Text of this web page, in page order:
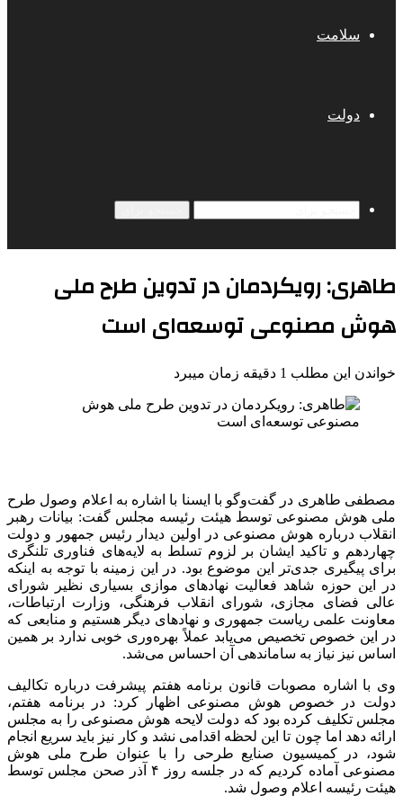
سلامت
دولت
طاهری: رویکردمان در تدوین طرح ملی
هوش مصنوعی توسعه‌ای است
خواندن این مطلب 1 دقیقه زمان میبرد
مصطفی طاهری در گفت‌وگو با ایسنا با اشاره به اعلام وصول طرح
ملی هوش مصنوعی توسط هیئت رئیسه مجلس گفت: بیانات رهبر
انقلاب درباره هوش مصنوعی در اولین دیدار رئیس جمهور و دولت
چهاردهم و تاکید ایشان بر لزوم تسلط به لایه‌های فناوری تلنگری
برای پیگیری جدی‌تر این موضوع بود. در این زمینه با توجه به اینکه
در این حوزه شاهد فعالیت نهادهای موازی بسیاری نظیر شورای
عالی فضای مجازی، شورای انقلاب فرهنگی، وزارت ارتباطات،
معاونت علمی ریاست جمهوری و نهادهای دیگر هستیم و منابعی که
در این خصوص تخصیص می‌یابد عملاً بهره‌وری خوبی ندارد بر همین
اساس نیز نیاز به ساماندهی آن احساس می‌شد.
وی با اشاره مصوبات قانون برنامه هفتم پیشرفت درباره تکالیف
دولت در خصوص هوش مصنوعی اظهار کرد: در برنامه هفتم،
مجلس تکلیف کرده بود که دولت لایحه هوش مصنوعی را به مجلس
ارائه دهد اما چون تا این لحظه اقدامی نشد و کار نیز باید سریع انجام
شود، در کمیسیون صنایع طرحی را با عنوان طرح ملی هوش
مصنوعی آماده کردیم که در جلسه روز ۴ آذر صحن مجلس توسط
هیئت رئیسه اعلام وصول شد.